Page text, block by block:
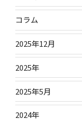
コラム
2025年12月
2025年
2025年5月
2024年